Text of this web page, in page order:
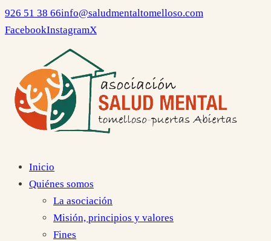
926 51 38 66info@saludmentaltomelloso.com
FacebookInstagramX
Inicio
Quiénes somos
La asociación
Misión, principios y valores
Fines